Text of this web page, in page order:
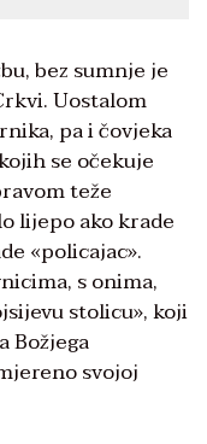
bez sumnje je
Uostalom
pa i čovjeka
se očekuje
teže
lijepo ako krade
«policajac».
s onima,
stolicu», koji
Božjega
svojoj